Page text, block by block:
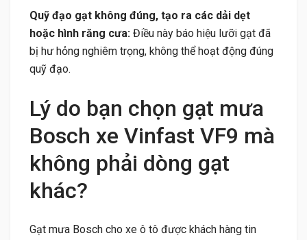
Quỹ đạo gạt không đúng, tạo ra các dải dẹt
hoặc hình răng cưa: Điều này báo hiệu lưỡi gạt đã
bị hư hỏng nghiêm trọng, không thể hoạt động đúng
quỹ đạo.
Lý do bạn chọn gạt mưa
Bosch xe Vinfast VF9 mà
không phải dòng gạt
khác?
Gạt mưa Bosch cho xe ô tô được khách hàng tin